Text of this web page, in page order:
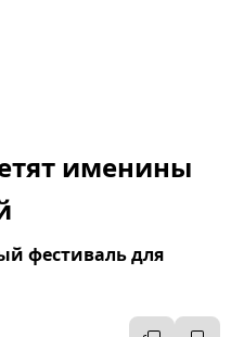
именины
фестиваль для